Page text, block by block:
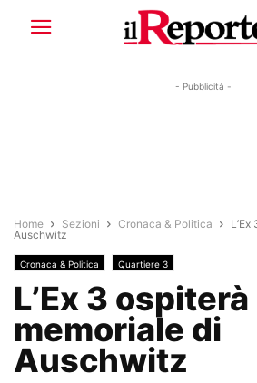
- Pubblicità -
Home Sezioni Cronaca & Politica
Auschwitz
Cronaca & Politica Quartiere 3
L’Ex 3 ospiterà
memoriale di
Auschwitz